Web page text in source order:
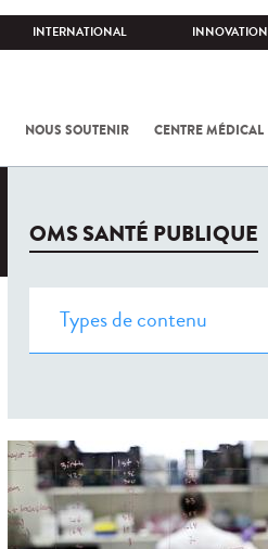
INTERNATIONAL INNOVATION
NOUS SOUTENIR CENTRE MÉDICAL
OMS SANTÉ PUBLIQUE